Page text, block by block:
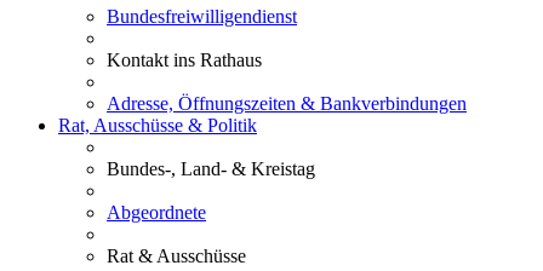
Bundesfreiwilligendienst
Kontakt ins Rathaus
Adresse, Öffnungszeiten & Bankverbindungen
Rat, Ausschüsse & Politik
Bundes-, Land- & Kreistag
Abgeordnete
Rat & Ausschüsse